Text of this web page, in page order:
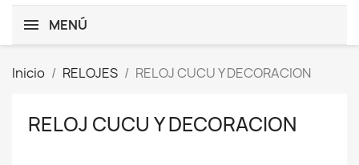
MENÚ
Inicio RELOJES RELOJ CUCU Y DECORACION
RELOJ CUCU Y DECORACION